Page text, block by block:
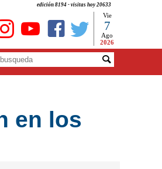
edición 8194 - visitas hoy 20633
Vie
7
Ago
2026
en los